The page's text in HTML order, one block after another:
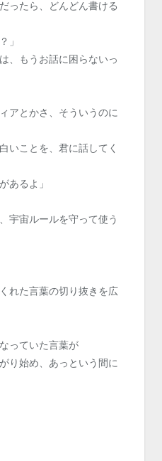
ったら、どんどん書ける
」
、もうお話に困らないっ
アとかさ、そういうのに
いことを、君に話してく
あるよ」
宇宙ルールを守って使う
れた言葉の切り抜きを広
っていた言葉が
り始め、あっという間に